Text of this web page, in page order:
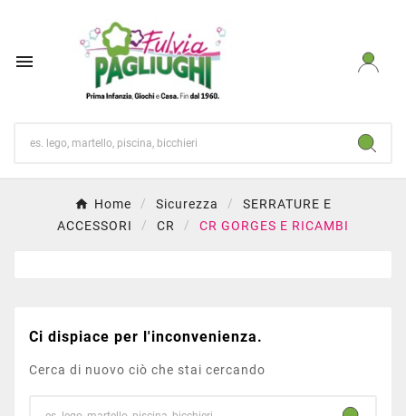

Home Sicurezza
SERRATURE E
ACCESSORI
CR CR GORGES E RICAMBI
Ci dispiace per l'inconvenienza.
Cerca di nuovo ciò che stai cercando